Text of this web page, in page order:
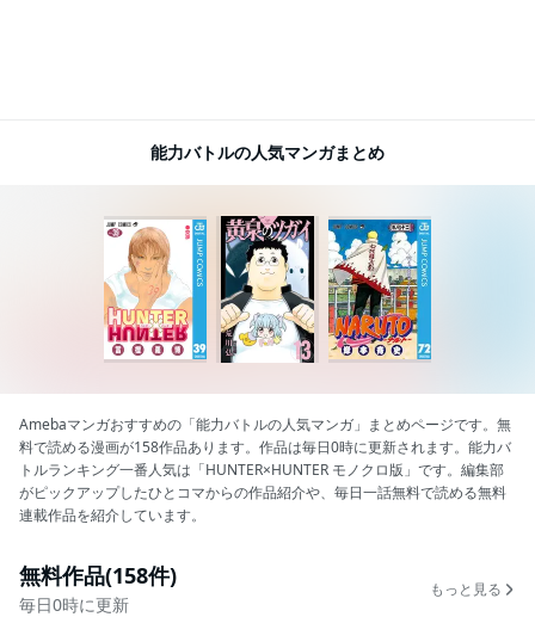
能力バトルの人気マンガまとめ
Amebaマンガおすすめの「能力バトルの人気マンガ」まとめページです。無
料で読める漫画が158作品あります。作品は毎日0時に更新されます。能力バ
トルランキング一番人気は「HUNTER×HUNTER モノクロ版」です。編集部
がピックアップしたひとコマからの作品紹介や、毎日一話無料で読める無料
連載作品を紹介しています。
無料作品(158件)
毎日0時に更新
もっと見る